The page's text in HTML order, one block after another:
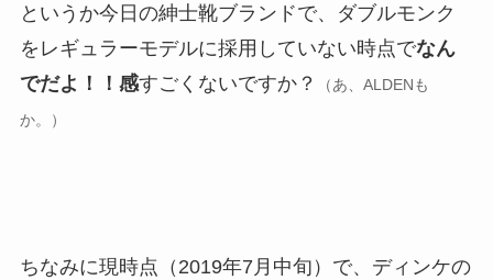
というか今日の紳士靴ブランドで、ダブルモンク
をレギュラーモデルに採用していない時点でなん
でだよ！！感すごくないですか？
（あ、ALDENも
か。）
ちなみに現時点（2019年7月中旬）で、ディンケの